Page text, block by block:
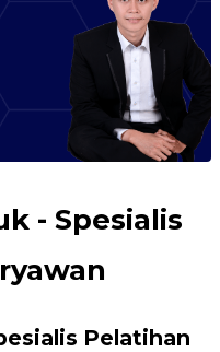
- Spesialis
Pelatihan